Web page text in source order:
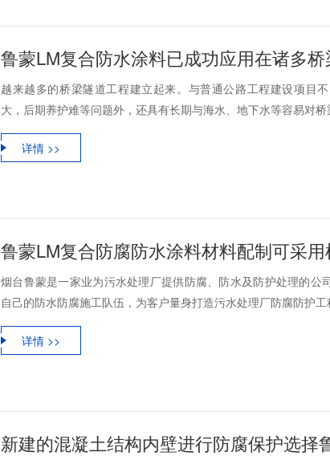
鲁蒙LM复合防水涂料已成功应用在诸多
越来越多的桥梁隧道工程建立起来。与普通公路工程建设项目
大，后期养护难等问题外，还具有长期与海水、地下水等容易对
详情 >>
鲁蒙LM复合防腐防水涂料材料配制可采
烟台鲁蒙是一家业为污水处理厂提供防腐、防水及防护处理的公
自己的防水防腐施工队伍，为客户量身打造污水处理厂防腐防护
详情 >>
新建的混凝土结构内壁进行防腐保护选择